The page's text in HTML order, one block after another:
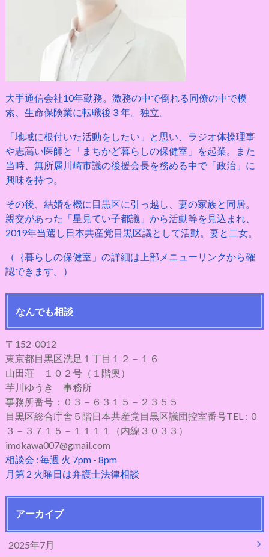
大手通信会社10年勤務。激務の中で倒れる同僚の中で模
索、生命保険業に転職後３年。独立。
「地域に根付いた活動をしたい」と思い、ラジオ体操理事
や志高い医師と「まちかど暮らしの保健室」を起業。また
当時、無所属川崎市議の後援会長を務める中で「政治」に
興味を持つ。
その後、結婚を機に目黒区に引っ越し、妻の家族と同居。
親交があった「星見てい子都議」から活動等を見込まれ、
2019年当選し日本共産党目黒区議として活動。妻と二女。
（｛暮らしの保健室」の詳細は上部メニューリンクから確
認できます。）
なんでも相談
〒152-0012
東京都目黒区洗足１丁目１２－１６
山田荘 １０２号（１階奥）
芋川ゆうき 事務所
事務所番号：０３－６３１５－２３５５
目黒区総合庁舎５階日本共産党目黒区議団控室番号TEL : ０
３－３７１５－１１１１（内線３０３３）
imokawa007@gmail.com
相談会 : 毎週 火 7pm - 8pm
月第 2 火曜日は弁護士法律相談
アーカイブ
2025年7月